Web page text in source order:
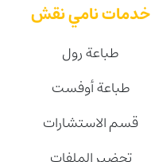
خدمات نامي نقش
طباعة رول
طباعة أوفست
قسم الاستشارات